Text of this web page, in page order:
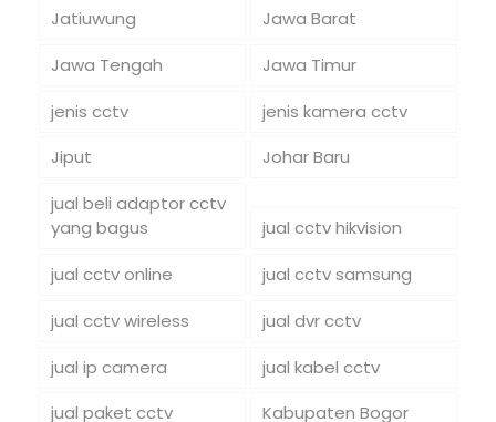
Jatiuwung
Jawa Barat
Jawa Tengah
Jawa Timur
jenis cctv
jenis kamera cctv
Jiput
Johar Baru
jual beli adaptor cctv
yang bagus
jual cctv hikvision
jual cctv online
jual cctv samsung
jual cctv wireless
jual dvr cctv
jual ip camera
jual kabel cctv
jual paket cctv
Kabupaten Bogor